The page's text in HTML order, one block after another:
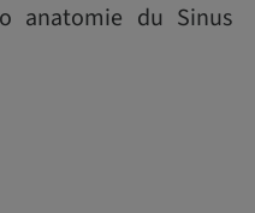
anatomie du Sinus